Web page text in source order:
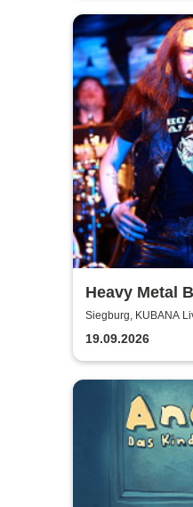
Heavy Metal
Barrel,
Siegburg, KUBANA
19.09.2026